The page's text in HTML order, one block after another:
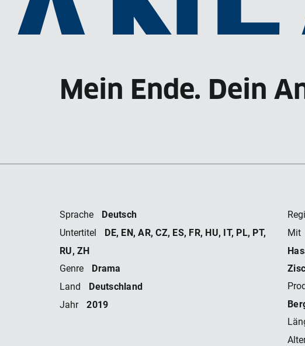
Mein Ende. Dein
Sprache Deutsch
Untertitel
DE, EN, AR, CZ, ES, FR, HU, IT, PL, PT,
RU, ZH
Genre Drama
Land Deutschland
Jahr 2019
Mit